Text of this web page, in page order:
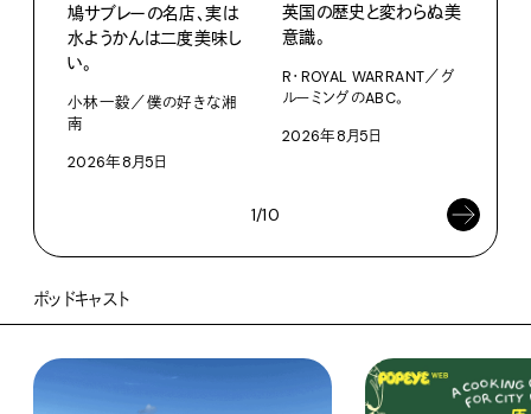
鳩サブレーの名店、実は
水ようかんは二度美味し
い。
小林一毅／僕の好きな湘
南
2026年8月5日
英国の歴史と変わらぬ美
意識。
R・ROYAL WARRANT／グ
ルーミングのABC。
2026年8月5日
1/10
ポッドキャスト